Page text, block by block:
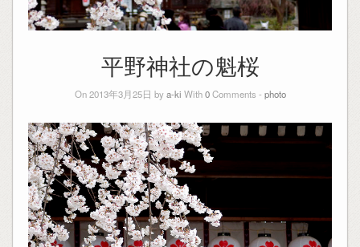
平野神社の魁桜
On 2013年3月25日 bya-ki With0Comments - photo